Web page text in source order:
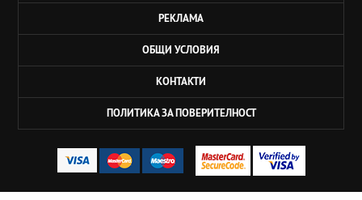
РЕКЛАМА
ОБЩИ УСЛОВИЯ
КОНТАКТИ
ПОЛИТИКА ЗА ПОВЕРИТЕЛНОСТ